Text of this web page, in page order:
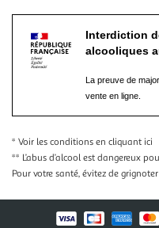
Interdiction
alcooliques
La preuve de
vente en ligne.
* Voir les conditions en cliquant ici
** L’abus d’alcool est dangereux
Pour votre santé, évitez de